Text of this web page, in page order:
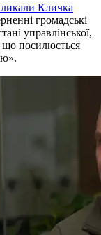
Кличка
громадські
управлінської,
що посилюється